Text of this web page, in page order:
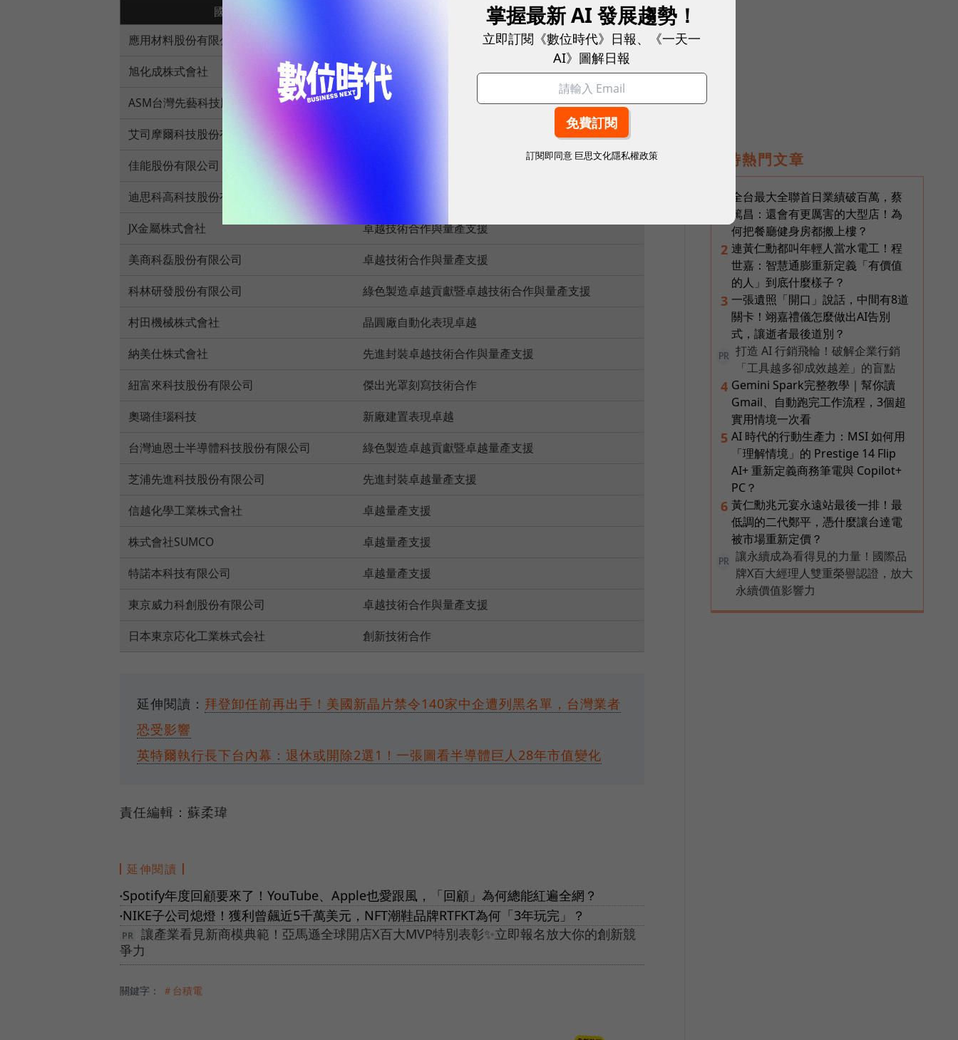
國際廠商
得獎獎項
應用材料股份有限公司
旭化成株式會社
先進封裝卓越技術合作與量產支援
ASM台灣先藝科技股份有限公司
卓越量產支援
艾司摩爾科技股份有限公司
佳能股份有限公司
迪思科高科技股份有限公司
JX金屬株式會社
卓越技術合作與量產支援
美商科磊股份有限公司
卓越技術合作與量產支援
科林研發股份有限公司
綠色製造卓越貢獻暨卓越技術合作與量產支援
村田機械株式會社
晶圓廠自動化表現卓越
納美仕株式會社
先進封裝卓越技術合作與量產支援
紐富來科技股份有限公司
傑出光罩刻寫技術合作
奧璐佳瑙科技
新廠建置表現卓越
台灣迪恩士半導體科技股份有限公司
綠色製造卓越貢獻暨卓越量產支援
芝浦先進科技股份有限公司
先進封裝卓越量產支援
信越化學工業株式會社
卓越量產支援
株式會社SUMCO
卓越量產支援
特諾本科技有限公司
卓越量產支援
東京威力科創股份有限公司
卓越技術合作與量產支援
日本東京応化工業株式会社
創新技術合作
延伸閱讀： 拜登卸任前再出手！美國新晶片禁令140家中企遭列黑名單，台灣業者
恐受影響
英特爾執行長下台內幕：退休或開除2選1！一張圖看半導體巨人28年市值變化
責任編輯：蘇柔瑋
延伸閱讀
● Spotify年度回顧要來了！YouTube、Apple也愛跟風，「回顧」為何總能紅遍全網？
● NIKE子公司熄燈！獲利曾飆近5千萬美元，NFT潮鞋品牌RTFKT為何「3年玩完」？
讓產業看見新商模典範！亞馬遜全球開店X百大MVP特別表彰✨立即報名放大你的創新競
爭力
關鍵字： ＃台積電
即時熱門文章
全台最大全聯首日業績破百萬，蔡
篤昌：還會有更厲害的大型店！為
何把餐廳健身房都搬上樓？
2 連黃仁勳都叫年輕人當水電工！程
世嘉：智慧通膨重新定義「有價值
的人」到底什麼樣子？
3 一張遺照「開口」說話，中間有8道
關卡！翊嘉禮儀怎麼做出AI告別
式，讓逝者最後道別？
PR
打造 AI 行銷飛輪！破解企業行銷
「工具越多卻成效越差」的盲點
4 Gemini Spark完整教學｜幫你讀
Gmail、自動跑完工作流程，3個超
實用情境一次看
5 AI 時代的行動生產力：MSI 如何用
「理解情境」的 Prestige 14 Flip
AI+ 重新定義商務筆電與 Copilot+
PC？
6 黃仁勳兆元宴永遠站最後一排！最
低調的二代鄭平，憑什麼讓台達電
被市場重新定價？
PR
讓永續成為看得見的力量！國際品
牌X百大經理人雙重榮譽認證，放大
永續價值影響力
掌握最新 AI 發展趨勢！
立即訂閱《數位時代》日報、《一天一
AI》圖解日報
訂閱即同意 巨思文化隱私權政策